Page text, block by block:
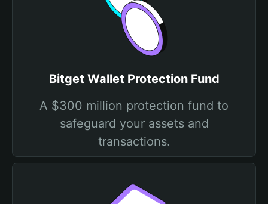
Bitget Wallet Protection Fund
A $300 million protection fund to
safeguard your assets and
transactions.